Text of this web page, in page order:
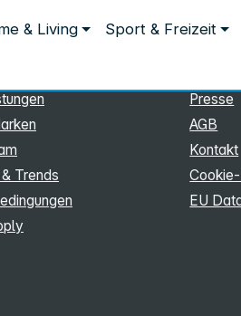
& Living Sport & Freizeit
Trends
Presse
AGB
Kontakt
EU